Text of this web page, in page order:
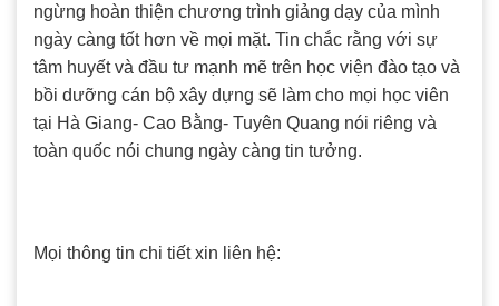
ngừng hoàn thiện chương trình giảng dạy của mình
ngày càng tốt hơn về mọi mặt. Tin chắc rằng với sự
tâm huyết và đầu tư mạnh mẽ trên học viện đào tạo và
bồi dưỡng cán bộ xây dựng sẽ làm cho mọi học viên
tại Hà Giang- Cao Bằng- Tuyên Quang nói riêng và
toàn quốc nói chung ngày càng tin tưởng.
Mọi thông tin chi tiết xin liên hệ: